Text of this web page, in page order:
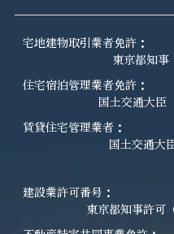
宅地建物取引業者免許：
東京都知事
住宅宿泊管理業者免許：
国土交通大臣
賃貸住宅管理業者：
国土交通大
建設業許可番号：
東京都知事許可